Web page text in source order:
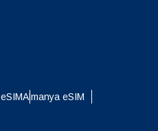
Almanya eSIM